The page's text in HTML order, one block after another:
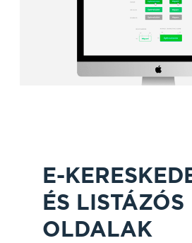
E-
ÉS LISTÁZÓS
OLDALAK